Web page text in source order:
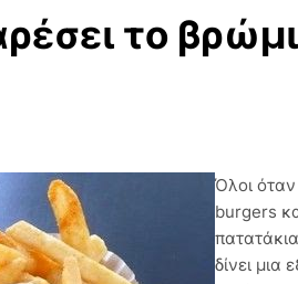
το
Όλοι
burgers
δίνει μια